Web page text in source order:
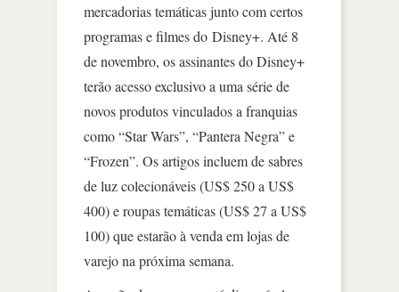
mercadorias temáticas junto com certos
programas e filmes do Disney+. Até 8
de novembro, os assinantes do Disney+
terão acesso exclusivo a uma série de
novos produtos vinculados a franquias
como “Star Wars”, “Pantera Negra” e
“Frozen”. Os artigos incluem de sabres
de luz colecionáveis (US$ 250 a US$
400) e roupas temáticas (US$ 27 a US$
100) que estarão à venda em lojas de
varejo na próxima semana.